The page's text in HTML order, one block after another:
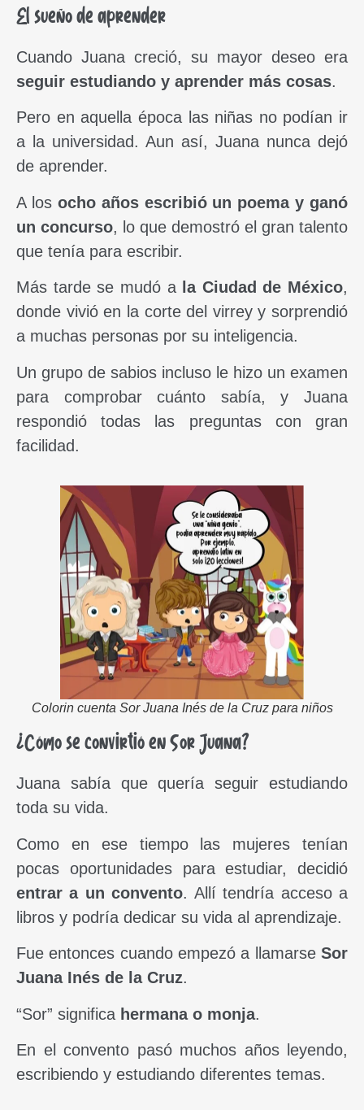
El sueño de aprender
Cuando Juana creció, su mayor deseo era
seguir estudiando y aprender más cosas.
Pero en aquella época las niñas no podían ir
a la universidad. Aun así, Juana nunca dejó
de aprender.
A los ocho años escribió un poema y ganó
un concurso, lo que demostró el gran talento
que tenía para escribir.
Más tarde se mudó a la Ciudad de México,
donde vivió en la corte del virrey y sorprendió
a muchas personas por su inteligencia.
Un grupo de sabios incluso le hizo un examen
para comprobar cuánto sabía, y Juana
respondió todas las preguntas con gran
facilidad.
Colorin cuenta Sor Juana Inés de la Cruz para niños
¿Cómo se convirtió en Sor Juana?
Juana sabía que quería seguir estudiando
toda su vida.
Como en ese tiempo las mujeres tenían
pocas oportunidades para estudiar, decidió
entrar a un convento. Allí tendría acceso a
libros y podría dedicar su vida al aprendizaje.
Fue entonces cuando empezó a llamarse Sor
Juana Inés de la Cruz.
“Sor” significa hermana o monja.
En el convento pasó muchos años leyendo,
escribiendo y estudiando diferentes temas.